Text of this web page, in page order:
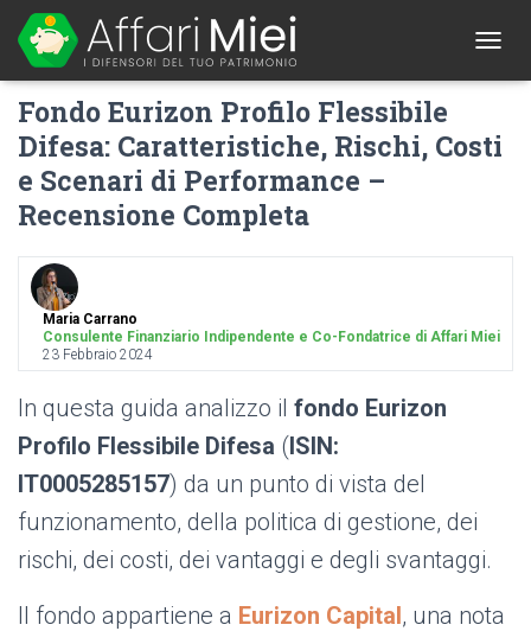
O
L
I
O
Fondo Eurizon Profilo Flessibile
Difesa: Caratteristiche, Rischi, Costi
e Scenari di Performance –
Recensione Completa
Maria Carrano
Consulente Finanziario Indipendente e Co-Fondatrice di Affari Miei
23 Febbraio 2024
In questa guida analizzo il fondo Eurizon
Profilo Flessibile Difesa (ISIN:
IT0005285157) da un punto di vista del
funzionamento, della politica di gestione, dei
rischi, dei costi, dei vantaggi e degli svantaggi.
Il fondo appartiene a Eurizon Capital, una nota